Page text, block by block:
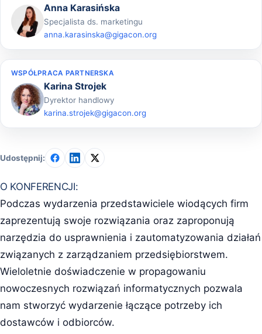
Udostępnij:
O KONFERENCJI:
Podczas wydarzenia przedstawiciele wiodących firm
zaprezentują swoje rozwiązania oraz zaproponują
narzędzia do usprawnienia i zautomatyzowania działań
związanych z zarządzaniem przedsiębiorstwem.
Wieloletnie doświadczenie w propagowaniu
nowoczesnych rozwiązań informatycznych pozwala
nam stworzyć wydarzenie łączące potrzeby ich
dostawców i odbiorców.
Anna Karasińska
Specjalista ds. marketingu
anna.karasinska@gigacon.org
WSPÓŁPRACA PARTNERSKA
Karina Strojek
Dyrektor handlowy
karina.strojek@gigacon.org